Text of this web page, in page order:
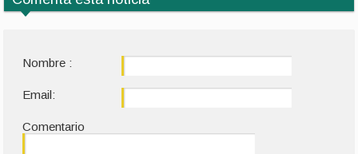
Nombre :
Email:
Comentario